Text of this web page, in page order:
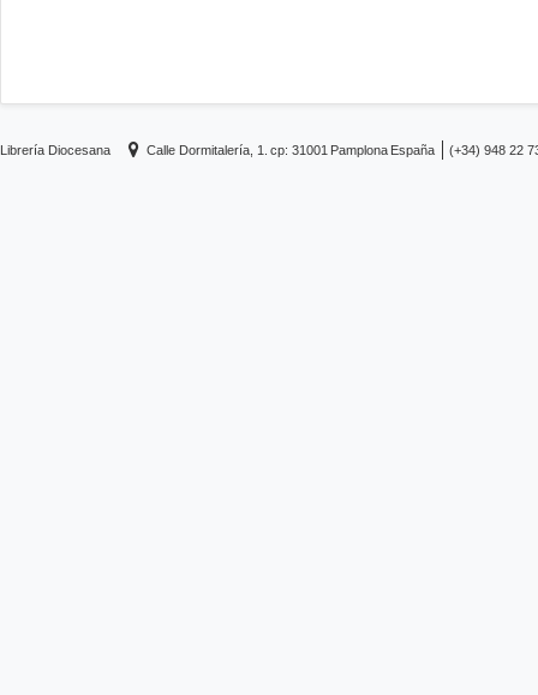
Librería Diocesana Calle Dormitalería, 1. cp: 31001 Pamplona España (+34) 948 22